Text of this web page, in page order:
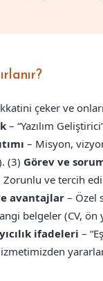
çeker ve
– “Yazılım
– Misyon,
(3) Görev ve
Zorunlu ve tercih
avantajlar – Özel
belgeler (CV,
ifadeleri –